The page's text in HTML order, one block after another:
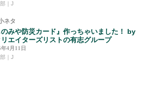
｜J
ネタ
のみや防災カード』作っちゃいました！ by
エイターズリストの有志グループ
4月11日
｜J